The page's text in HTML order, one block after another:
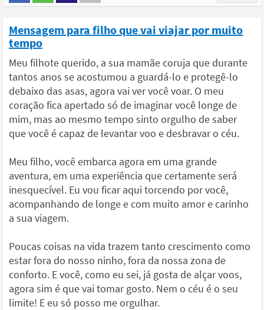
Mensagem para filho que vai viajar por muito
tempo
Meu filhote querido, a sua mamãe coruja que durante
tantos anos se acostumou a guardá-lo e protegê-lo
debaixo das asas, agora vai ver você voar. O meu
coração fica apertado só de imaginar você longe de
mim, mas ao mesmo tempo sinto orgulho de saber
que você é capaz de levantar voo e desbravar o céu.
Meu filho, você embarca agora em uma grande
aventura, em uma experiência que certamente será
inesquecível. Eu vou ficar aqui torcendo por você,
acompanhando de longe e com muito amor e carinho
a sua viagem.
Poucas coisas na vida trazem tanto crescimento como
estar fora do nosso ninho, fora da nossa zona de
conforto. E você, como eu sei, já gosta de alçar voos,
agora sim é que vai tomar gosto. Nem o céu é o seu
limite! E eu só posso me orgulhar.